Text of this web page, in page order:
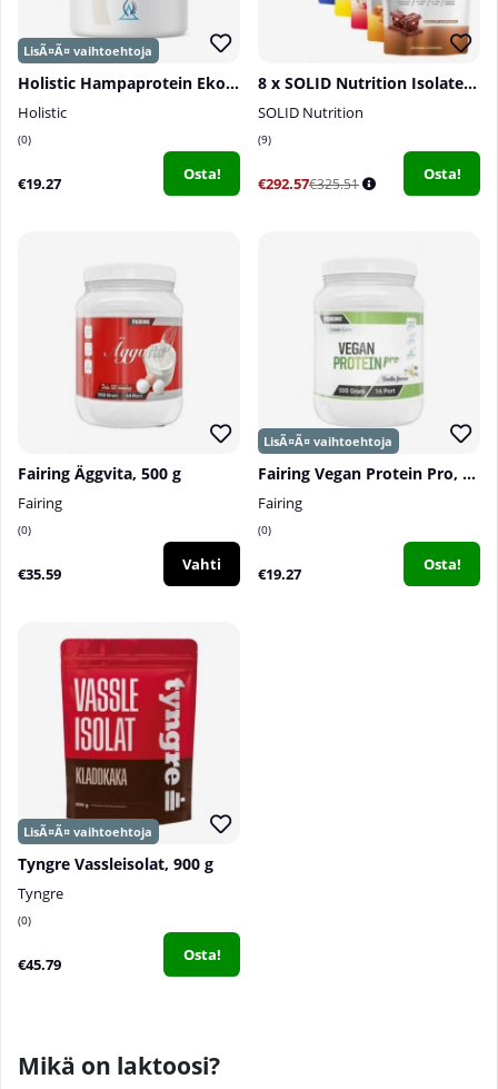
Holistic Hampaprotein Ekologiskt, 400 g
Holistic
0
€19.27 Osta!
8 x SOLID Nutrition Isolate, 750 g
SOLID Nutrition
9
€292.57€325.51
Osta!
Fairing Äggvita, 500 g
Fairing
0
€35.59 Vahti
Fairing Vegan Protein Pro, 500 g
Fairing
0
€19.27 Osta!
Tyngre Vassleisolat, 900 g
Tyngre
0
€45.79 Osta!
Mikä on laktoosi?